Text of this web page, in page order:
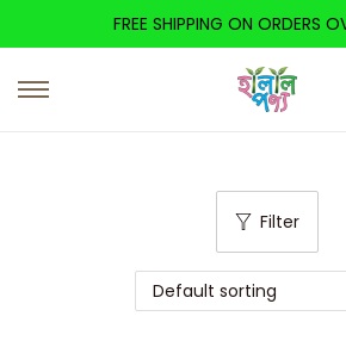
FREE SHIPPING ON ORDERS
Filter